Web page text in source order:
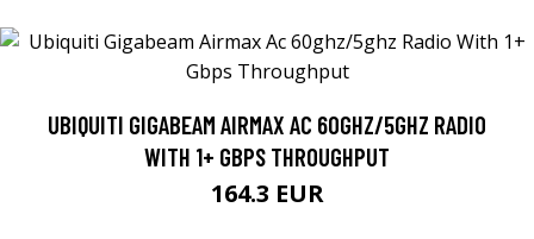
UBIQUITI GIGABEAM AIRMAX AC 60GHZ/5GHZ RADIO
WITH 1+ GBPS THROUGHPUT
164.3 EUR